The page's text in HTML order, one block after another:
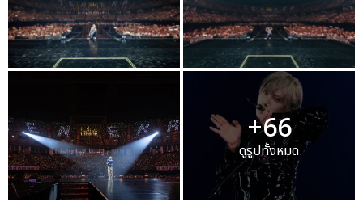
+66
ดูรูปทั้งหมด